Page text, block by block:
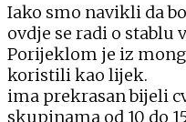
Iako smo navikli da
ovdje se radi o stablu
Porijeklom je iz
koristili kao lijek.
ima prekrasan bijeli
skupinama od 10 do